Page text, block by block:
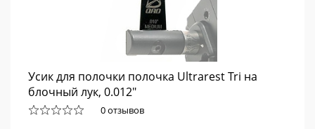
Усик для полочки полочка Ultrarest Tri на
блочный лук, 0.012"
0 отзывов